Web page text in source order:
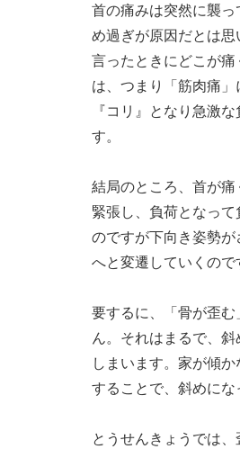
首の痛みは突然に襲
め過ぎが原因だとは
言ったときにどこが
は、つまり「筋肉痛
『コリ』となり急激
す。
結局のところ、首が
緊張し、負荷となっ
のですが下向き姿勢が
へと変遷していくので
要するに、「骨が歪
ん。それはまるで、
しまいます。家が傾
することで、斜めにな
とうせんきょうでは